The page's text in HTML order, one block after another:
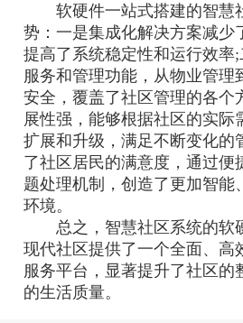
软硬件一站式搭建的智慧
势：一是集成化解决方案减少
提高了系统稳定性和运行效率
服务和管理功能，从物业管理
安全，覆盖了社区管理的各个
展性强，能够根据社区的实际
扩展和升级，满足不断变化的
了社区居民的满意度，通过便
题处理机制，创造了更加智能
环境。
总之，智慧社区系统的软
现代社区提供了一个全面、高
服务平台，显著提升了社区的
的生活质量。